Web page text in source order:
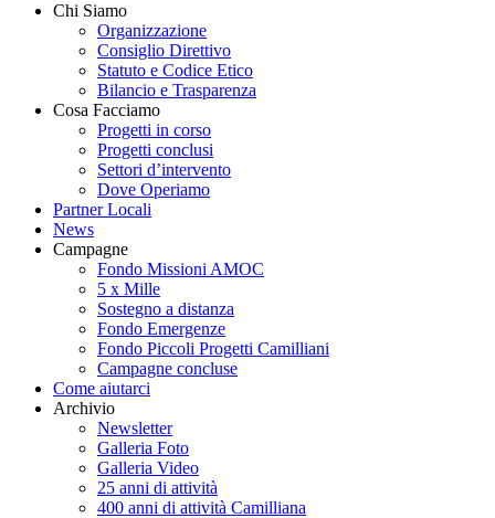
Chi Siamo
Organizzazione
Consiglio Direttivo
Statuto e Codice Etico
Bilancio e Trasparenza
Cosa Facciamo
Progetti in corso
Progetti conclusi
Settori d’intervento
Dove Operiamo
Partner Locali
News
Campagne
Fondo Missioni AMOC
5 x Mille
Sostegno a distanza
Fondo Emergenze
Fondo Piccoli Progetti Camilliani
Campagne concluse
Come aiutarci
Archivio
Newsletter
Galleria Foto
Galleria Video
25 anni di attività
400 anni di attività Camilliana